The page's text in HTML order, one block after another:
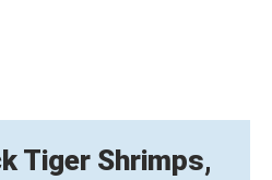
Tiger Shrimps,